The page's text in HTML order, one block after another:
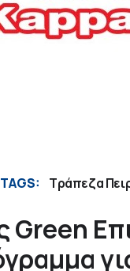
TAGS: Τράπεζα
Green